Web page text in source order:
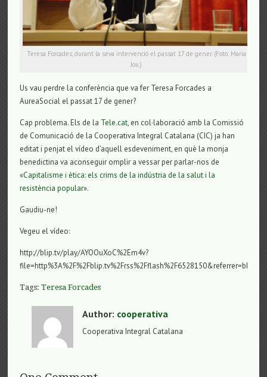
Teresa Forcades, durant la seva intervenció el passat 17 de gener. (Foto: Maria
Jou.)
Us vau perdre la conferència que va fer Teresa Forcades a
AureaSocial el passat 17 de gener?
Cap problema. Els de la Tele.cat, en col·laboració amb la Comissió
de Comunicació de la Cooperativa Integral Catalana (CIC) ja han
editat i penjat el vídeo d’aquell esdeveniment, en què la monja
benedictina va aconseguir omplir a vessar per parlar-nos de
«Capitalisme i ètica: els crims de la indústria de la salut i la
resistència popular».
Gaudiu-ne!
Vegeu el vídeo:
http://blip.tv/play/AYOOuXoC%2Em4v?
Tags:Teresa Forcades
Author: cooperativa
Cooperativa Integral Catalana